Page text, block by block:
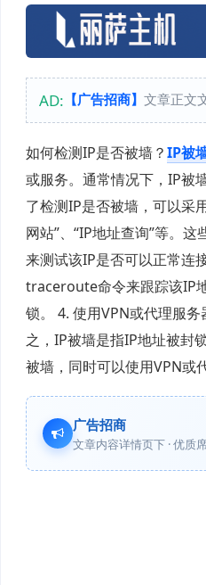
AD: 【广告招商】 文章正文
如何检测IP是否被墙？IP被
或服务。通常情况下，IP被
了检测IP是否被墙，可以采
网站”、“IP地址查询”等。
来测试该IP是否可以正常连
traceroute命令来跟踪该IP
锁。 4. 使用VPN或代理服
之，IP被墙是指IP地址被封
被墙，同时可以使用VPN或
广告招商
文章内容详情页下 · 优质